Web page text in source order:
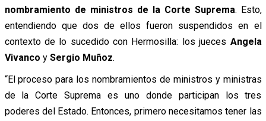
nombramiento de ministros de la Corte Suprema. Esto,
entendiendo que dos de ellos fueron suspendidos en el
contexto de lo sucedido con Hermosilla: los jueces Angela
Vivanco y Sergio Muñoz.
“El proceso para los nombramientos de ministros y ministras
de la Corte Suprema es uno donde participan los tres
poderes del Estado. Entonces, primero necesitamos tener las